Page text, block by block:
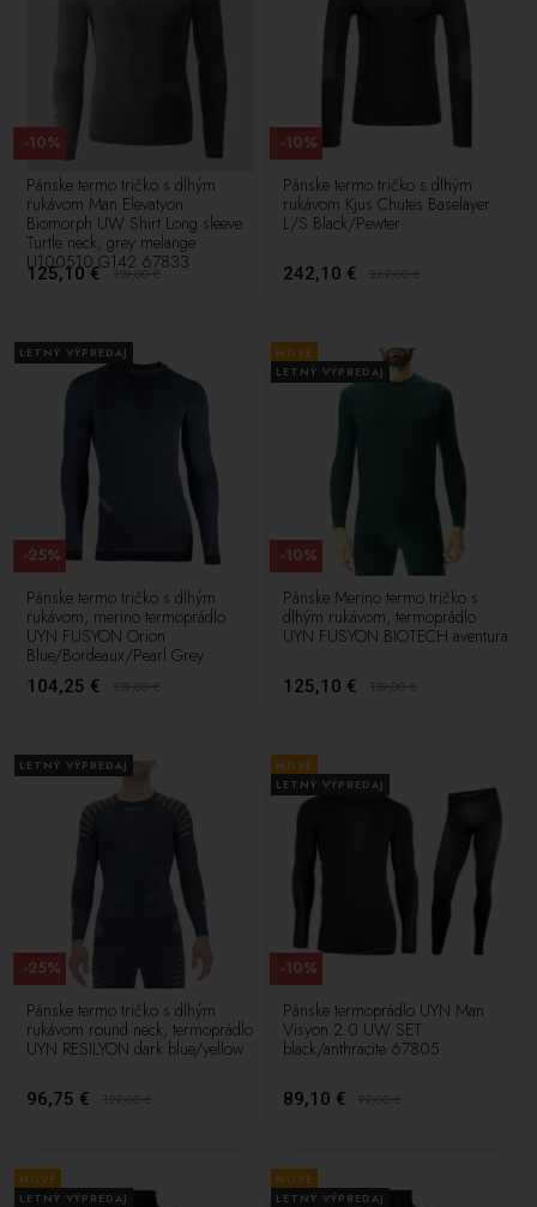
Pánske termo tričko s dlhým
rukávom Man Elevatyon
Biomorph UW Shirt Long sleeve
Turtle neck, grey melange
U100510 G142 67833
125,10 € 139,00€
-10%
Pánske termo tričko s dlhým
rukávom Kjus Chutes Baselayer
L/S Black/Pewter
242,10 € 269,00€
-10%
LETNÝ VÝPREDAJ
Pánske termo tričko s dlhým
rukávom, merino termoprádlo
UYN FUSYON Orion
Blue/Bordeaux/Pearl Grey
104,25 € 139,00€
-25%
NOVÉ
LETNÝ VÝPREDAJ
Pánske Merino termo tričko s
dlhým rukávom, termoprádlo
UYN FUSYON BIOTECH aventura
125,10 € 139,00€
-10%
LETNÝ VÝPREDAJ
Pánske termo tričko s dlhým
rukávom round neck, termoprádlo
UYN RESILYON dark blue/yellow
96,75 € 129,00€
-25%
NOVÉ
LETNÝ VÝPREDAJ
Pánske termoprádlo UYN Man
Visyon 2.0 UW SET
black/anthracite 67805
89,10 € 99,00€
-10%
NOVÉ
LETNÝ VÝPREDAJ
NOVÉ
LETNÝ VÝPREDAJ